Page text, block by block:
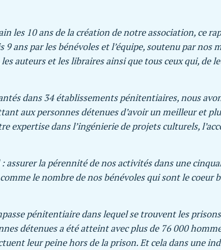
les 10 ans de la création de notre association, ce
ans par les bénévoles et l’équipe, soutenu par nos
auteurs et les libraires ainsi que tous ceux qui, de
dans 34 établissements pénitentiaires, nous
aux personnes détenues d’avoir un meilleur et
expertise dans l’ingénierie de projets culturels,
assurer la pérennité de nos activités dans une
le nombre de nos bénévoles qui sont le coeur
pénitentiaire dans lequel se trouvent les
détenues a été atteint avec plus de 76 000
leur peine hors de la prison. Et cela dans une